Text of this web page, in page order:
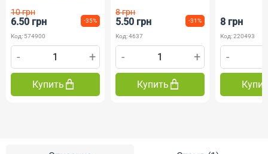
10 грн
6.50 грн -35%
Код: 574900
- +
Купить
8 грн
5.50 грн -31%
Код: 4637
- +
Купить
8 грн
Код: 220493
-